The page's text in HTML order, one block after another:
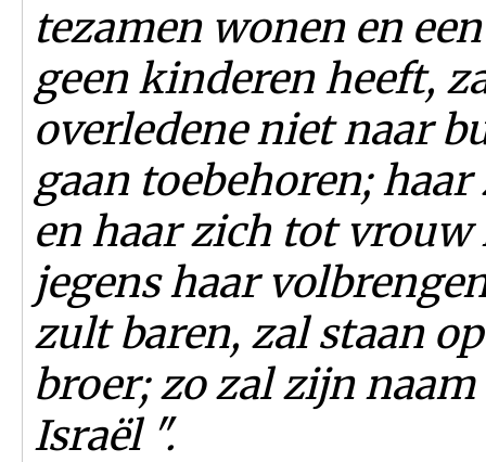
tezamen wonen en
geen kinderen heeft,
overledene niet naar
gaan toebehoren;
en haar zich tot
jegens haar
zult baren, zal staan
broer; zo zal zijn
Israël ".